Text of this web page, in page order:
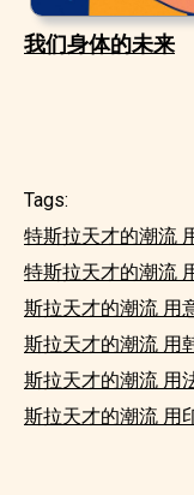
我们身体的未来
Tags:
特斯拉天才的潮流
特斯拉天才的潮流
斯拉天才的潮流 用
斯拉天才的潮流 用
斯拉天才的潮流 用
斯拉天才的潮流 用